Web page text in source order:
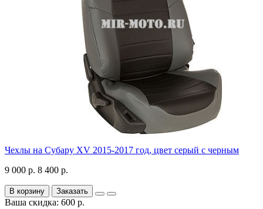
Чехлы на Субару XV 2015-2017 год, цвет серый с черным
9 000 р. 8 400 р.
В корзину Заказать
Ваша скидка: 600 р.